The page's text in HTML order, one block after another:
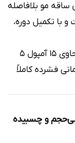
مو بلافاصله
تکمیل دوره،
این پک حاوی ۱۵ آمپول ۵
فشرده کاملاً
بی‌حجم و چسبیده